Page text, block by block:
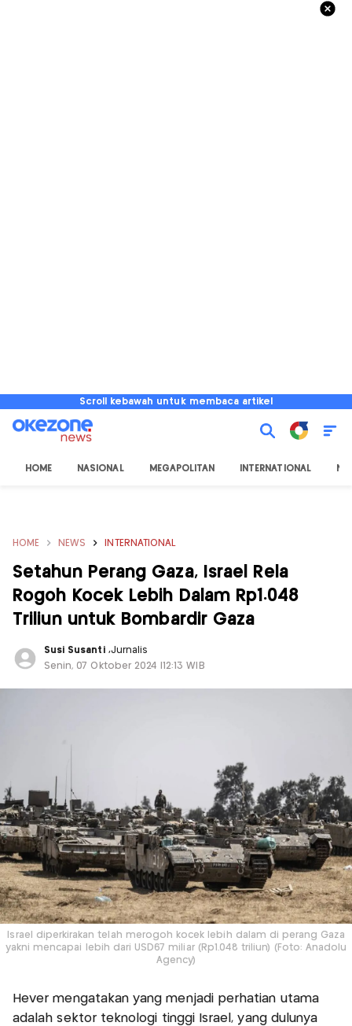
Scroll kebawah untuk membaca artikel
HOME NASIONAL MEGAPOLITAN INTERNATIONAL
HOME NEWS INTERNATIONAL
Setahun Perang Gaza, Israel Rela
Rogoh Kocek Lebih Dalam Rp1.048
Triliun untuk Bombardir Gaza
Susi Susanti ,Jurnalis
Senin, 07 Oktober 2024 |12:13 WIB
Israel diperkirakan telah merogoh kocek lebih dalam di perang Gaza
yakni mencapai lebih dari USD67 miliar (Rp1.048 triliun) (Foto: Anadolu
Agency)
Hever mengatakan yang menjadi perhatian utama
adalah sektor teknologi tinggi Israel, yang dulunya